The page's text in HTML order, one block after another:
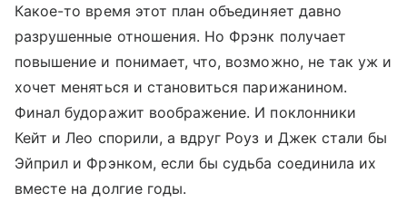
Какое-то время этот план объединяет давно
разрушенные отношения. Но Фрэнк получает
повышение и понимает, что, возможно, не так уж и
хочет меняться и становиться парижанином.
Финал будоражит воображение. И поклонники
Кейт и Лео спорили, а вдруг Роуз и Джек стали бы
Эйприл и Фрэнком, если бы судьба соединила их
вместе на долгие годы.